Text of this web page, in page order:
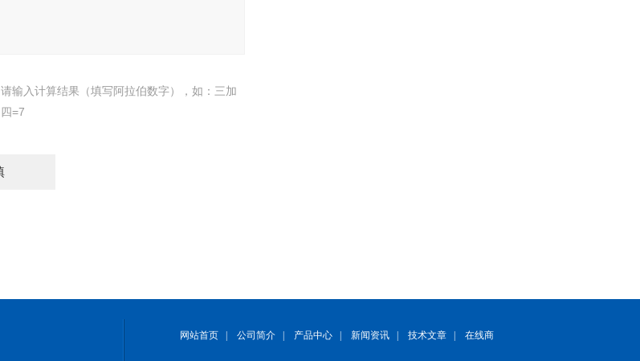
请输入计算结果（填写阿拉伯数字），如：三加
四=7
网站首页 公司简介 产品中心 新闻资讯 技术文章 在线商